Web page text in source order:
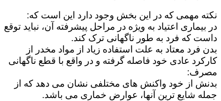
نکته مهمی که در این بخش وجود دارد این است که:
در بیماری اعتیاد به ویژه در مراحل پیشرفته آن، نباید توقع
داست که فرد به طور ناگهانی ترک کند.
بدن فرد معتاد به علت استفاده زیاد از مواد مخدر از
کارکرد عادی خود فاصله گرفته و در واقع با قطع ناگهانی
مصرف:
بدنش از خود واکنش های مختلفی نشان می دهد که از
جمله شایع ترین آنها، عوارض خماری می باشد.